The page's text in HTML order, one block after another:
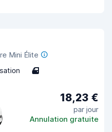
Mini Élite
4
18,23 €
par jour
Annulation gratuite